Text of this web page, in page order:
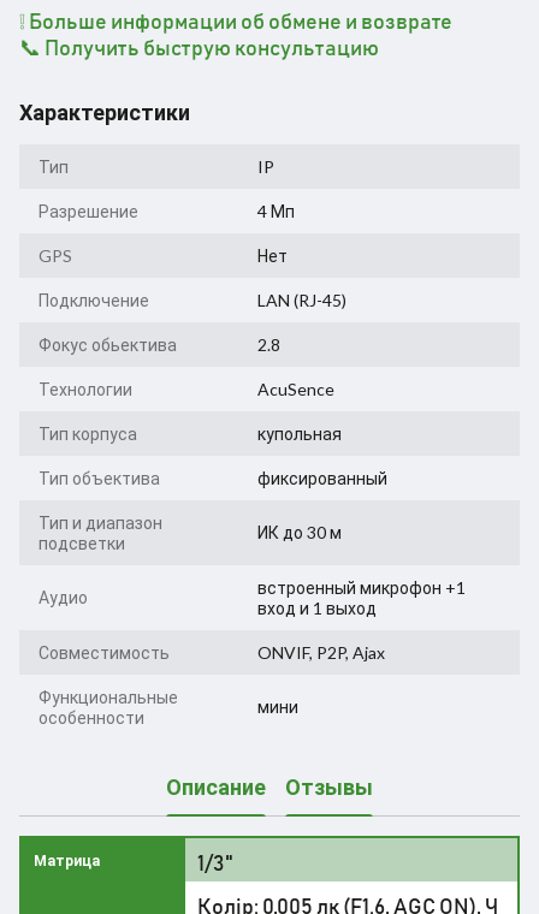
❕ Больше информации об обмене и возврате
📞 Получить быструю консультацию
Характеристики
Тип IP
Разрешение 4 Мп
GPS Нет
Подключение LAN (RJ-45)
Фокус обьектива 2.8
Технологии AcuSence
Тип корпуса купольная
Тип объектива фиксированный
Тип и диапазон
подсветки
ИК до 30 м
Аудио
встроенный микрофон +1
вход и 1 выход
Совместимость ONVIF, P2P, Ajax
Функциональные
особенности
мини
Описание Отзывы
Матрица 1/3"
Колір: 0,005 лк (F1.6, AGC ON), Ч